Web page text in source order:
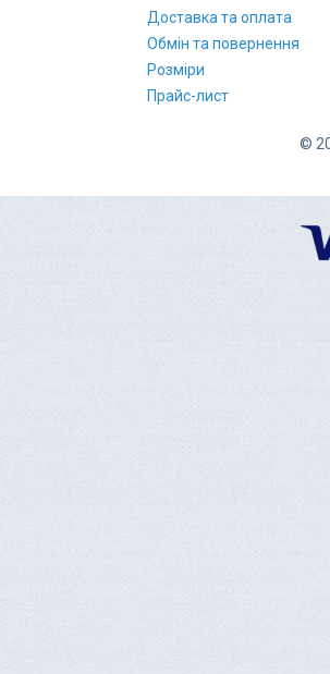
Доставка та оплата
Обмін та повернення
Розміри
Прайс-лист
©